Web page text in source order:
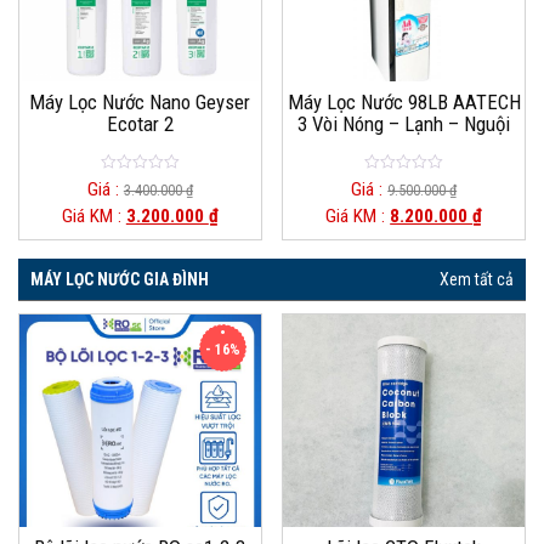
Máy Lọc Nước Nano Geyser
Ecotar 2
0
out
of
5
Giá : 3.400.000₫
Giá KM : 3.200.000 ₫
Máy Lọc Nước 98LB AATECH
3 Vòi Nóng – Lạnh – Nguội
0
out
of
5
Giá :9.500.000₫
Giá KM : 8.200.000₫
MÁY LỌC NƯỚC GIA ĐÌNH Xem tất cả
- 16%